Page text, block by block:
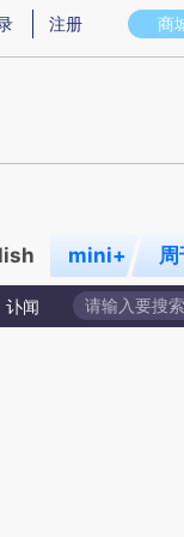
意图存在偏差。不代表
商
注册
mini+ 周
讣闻